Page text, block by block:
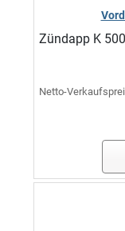
Zündapp K
Netto-